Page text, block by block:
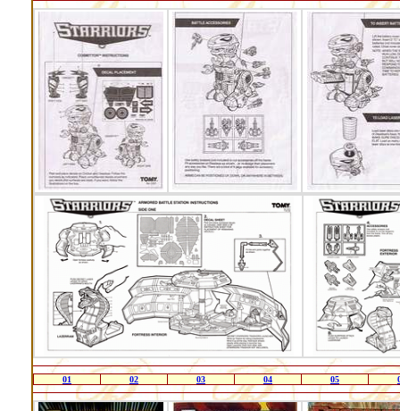
01 02 03 04 05